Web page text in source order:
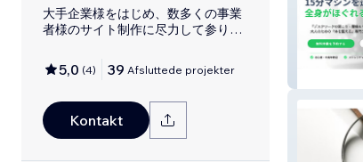
大手企業様をはじめ、数多くの事業
者様のサイト制作に尽力して参りま
も多数キーワードでSEO1位を獲得。
5,0 (4) 39 Afsluttede projekter
Kontakt